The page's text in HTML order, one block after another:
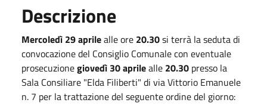
Descrizione
Mercoledì 29 aprilealle ore 20.30si terrà la seduta di
convocazione del Consiglio Comunale con eventuale
prosecuzionegiovedì 30 aprilealle 20.30 presso la
Sala Consiliare "Elda Filiberti" di via Vittorio Emanuele
n. 7 per la trattazione del seguente ordine del giorno: